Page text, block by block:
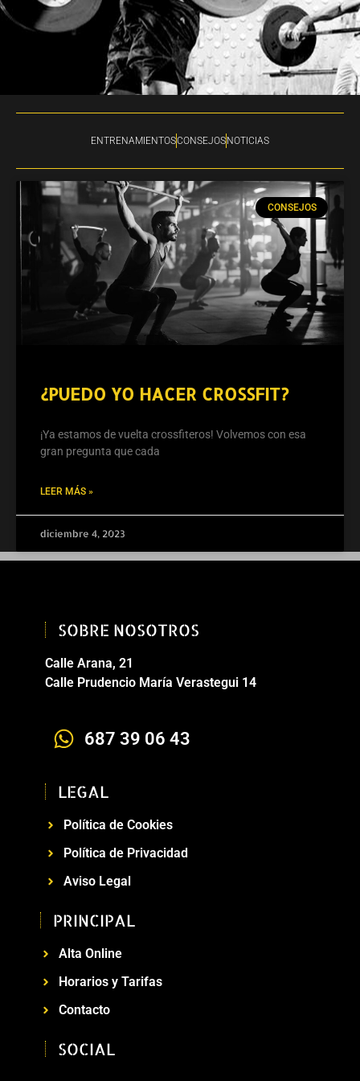
ENTRENAMIENTOSCONSEJOSNOTICIAS
CONSEJOS
¿PUEDO YO HACER CROSSFIT?
¡Ya estamos de vuelta crossfiteros! Volvemos con esa
gran pregunta que cada
LEER MÁS »
diciembre 4, 2023
SOBRE NOSOTROS
Calle Arana, 21
Calle Prudencio María Verastegui 14
687 39 06 43
LEGAL
Política de Cookies
Política de Privacidad
Aviso Legal
PRINCIPAL
Alta Online
Horarios y Tarifas
Contacto
SOCIAL